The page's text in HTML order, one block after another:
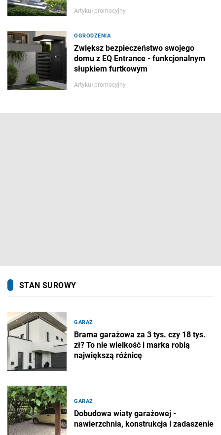
Artykuł promocyjny
OGRODZENIA
Zwiększ bezpieczeństwo swojego
domu z EQ Entrance - funkcjonalnym
słupkiem furtkowym
Artykuł promocyjny
STAN SUROWY
GARAŻ
Brama garażowa za 3 tys. czy 18 tys.
zł? To nie wielkość i marka robią
największą różnicę
GARAŻ
Dobudowa wiaty garażowej -
nawierzchnia, konstrukcja i zadaszenie